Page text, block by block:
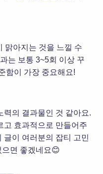
맑아지는 것을 느낄 수
는 보통 3~5회 이상 꾸
함이 가장 중요해요!
력의 결과물인 것 같아요.
고 효과적으로 만들어주
글이 여러분의 잡티 고민
면 좋겠네요😊